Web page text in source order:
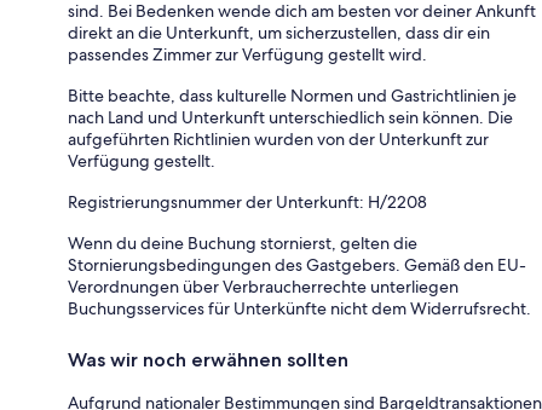
sind. Bei Bedenken wende dich am besten vor deiner Ankunft
direkt an die Unterkunft, um sicherzustellen, dass dir ein
passendes Zimmer zur Verfügung gestellt wird.
Bitte beachte, dass kulturelle Normen und Gastrichtlinien je
nach Land und Unterkunft unterschiedlich sein können. Die
aufgeführten Richtlinien wurden von der Unterkunft zur
Verfügung gestellt.
Registrierungsnummer der Unterkunft: H/2208
Wenn du deine Buchung stornierst, gelten die
Stornierungsbedingungen des Gastgebers. Gemäß den EU-
Verordnungen über Verbraucherrechte unterliegen
Buchungsservices für Unterkünfte nicht dem Widerrufsrecht.
Was wir noch erwähnen sollten
Aufgrund nationaler Bestimmungen sind Bargeldtransaktionen